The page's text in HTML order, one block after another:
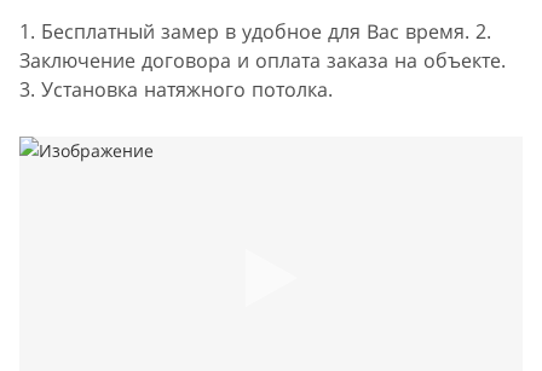
1. Бесплатный замер в удобное для Вас время. 2.
Заключение договора и оплата заказа на объекте.
3. Установка натяжного потолка.